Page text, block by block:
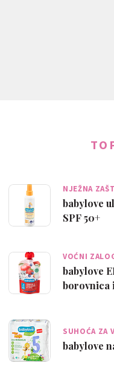
NJEŽNA
babylove
SPF 50+
VOĆNI
babylove
borovnica
SUHOĆA ZA
babylove